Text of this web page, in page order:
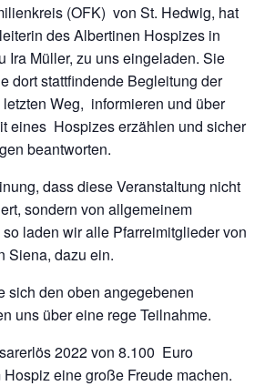
(OFK) von St. Hedwig, hat
des Albertinen Hospizes in
Ira Müller, zu uns eingeladen. Sie
dort stattfindende Begleitung der
Weg, informieren und über
eines Hospizes erzählen und sicher
beantworten.
dass diese Veranstaltung nicht
sondern von allgemeinem
laden wir alle Pfarreimitglieder von
Siena, dazu ein.
sich den oben angegebenen
uns über eine rege Teilnahme.
2022 von 8.100 Euro
eine große Freude machen.